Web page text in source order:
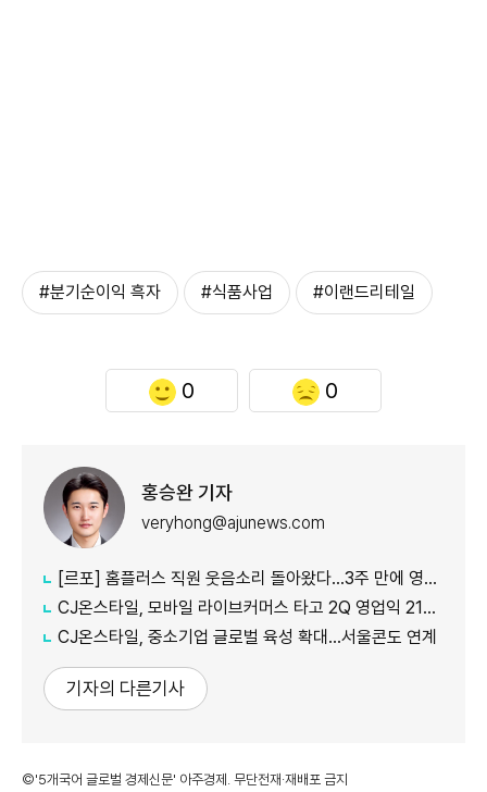
#분기순이익 흑자 #식품사업 #이랜드리테일
0 0
홍승완 기자
veryhong@ajunews.com
[르포] 홈플러스 직원 웃음소리 돌아왔다…3주 만에 영업 재개 채비
CJ온스타일, 모바일 라이브커머스 타고 2Q 영업익 21%↑
CJ온스타일, 중소기업 글로벌 육성 확대…서울콘도 연계
기자의 다른기사
©'5개국어 글로벌 경제신문' 아주경제. 무단전재·재배포 금지